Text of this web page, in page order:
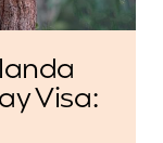
Visa: